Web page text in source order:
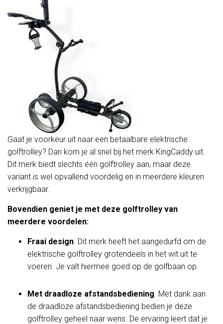
Gaat je voorkeur uit naar een betaalbare elektrische
golftrolley? Dan kom je al snel bij het merk KingCaddy uit.
Dit merk biedt slechts één golftrolley aan, maar deze
variant is wel opvallend voordelig en in meerdere kleuren
verkrijgbaar.
Bovendien geniet je met deze golftrolley van
meerdere voordelen:
Fraai design. Dit merk heeft het aangedurfd om de
elektrische golftrolley grotendeels in het wit uit te
voeren. Je valt hiermee goed op de golfbaan op.
Met draadloze afstandsbediening. Met dank aan
de draadloze afstandsbediening bedien je deze
golftrolley geheel naar wens. De ervaring leert dat je